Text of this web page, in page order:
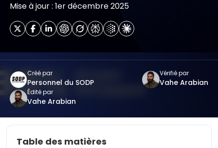
Mise à jour : 1er décembre 2025
Créé par
Personnel du SODP
Vérifié par
Vahe Arabian
Édité par
Vahe Arabian
Table des matières